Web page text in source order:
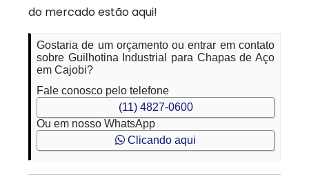
do mercado estão aqui!
Gostaria de um orçamento ou entrar em contato
sobre Guilhotina Industrial para Chapas de Aço
em Cajobi?
Fale conosco pelo telefone
(11) 4827-0600
Ou em nosso WhatsApp
Clicando aqui